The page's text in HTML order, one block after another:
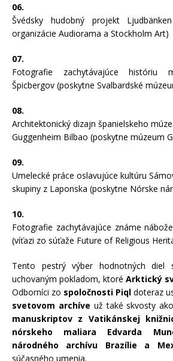
06.
Švédsky hudobný projekt
organizácie Audiorama a Stockholm Art)
07.
Fotografie zachytávajúce históriu
Špicbergov (poskytne Svalbardské
08.
Architektonický dizajn španielskeho
Guggenheim Bilbao (poskytne múzeum
09.
Umelecké práce oslavujúce kultúru
skupiny z Laponska (poskytne Nórske
10.
Fotografie zachytávajúce známe
(víťazi zo súťaže Future of Religious
Tento pestrý výber hodnotných
uchovaným pokladom, ktoré Arktický
Odborníci zo spoločnosti Piql doteraz
svetovom archíve už také skvosty ako
manuskriptov z Vatikánskej
nórskeho maliara Edvarda
národného archívu Brazílie a
súčasného umenia.